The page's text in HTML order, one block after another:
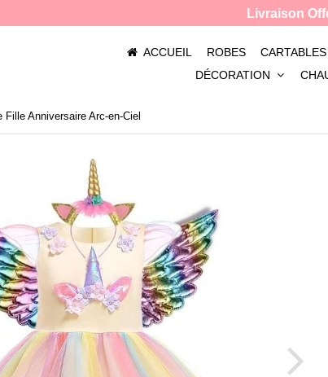
Livraison
ACCUEIL ROBES CARTABLES
DÉCORATION
Fille Anniversaire Arc-en-Ciel